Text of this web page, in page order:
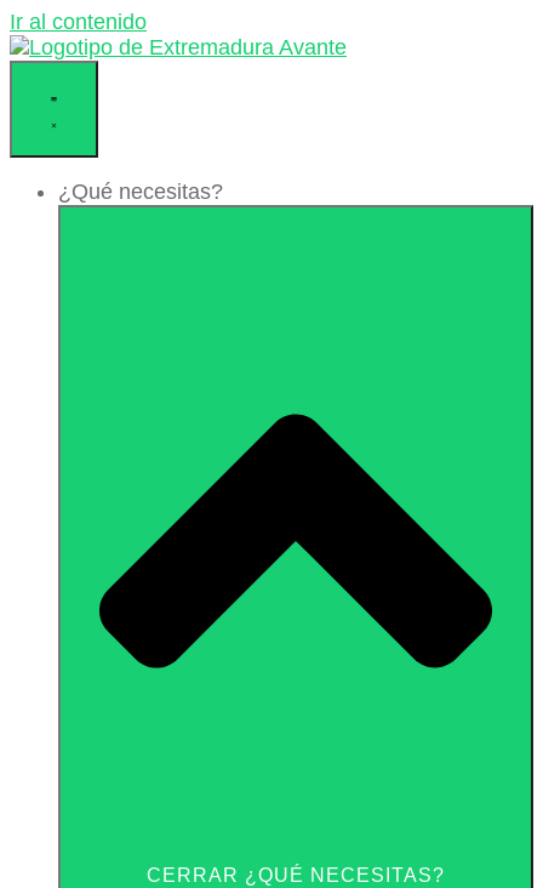
Ir al contenido
¿Qué necesitas?
CERRAR ¿QUÉ NECESITAS?